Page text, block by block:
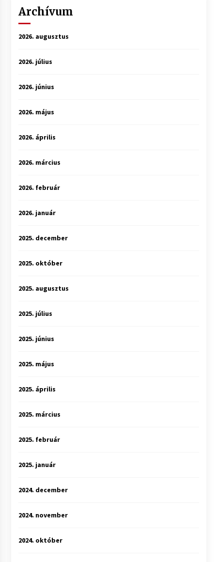
Archívum
2026. augusztus
2026. július
2026. június
2026. május
2026. április
2026. március
2026. február
2026. január
2025. december
2025. október
2025. augusztus
2025. július
2025. június
2025. május
2025. április
2025. március
2025. február
2025. január
2024. december
2024. november
2024. október